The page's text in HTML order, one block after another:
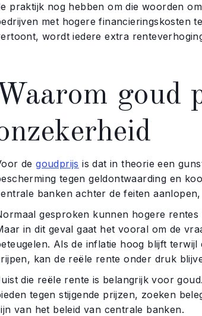
praktijk nog hebben om die woorden
met hogere financieringskosten
wordt iedere extra
goud
degoudprijs is dat in theorie een
tegen geldontwaarding en
banken achter de feiten
gesproken kunnen hogere
in dit geval gaat het vooral om de
Als de inflatie hoog blijft
kan de reële rente onder druk
die reële rente is belangrijk voor
tegen stijgende prijzen, zoeken
van het beleid van centrale banken.